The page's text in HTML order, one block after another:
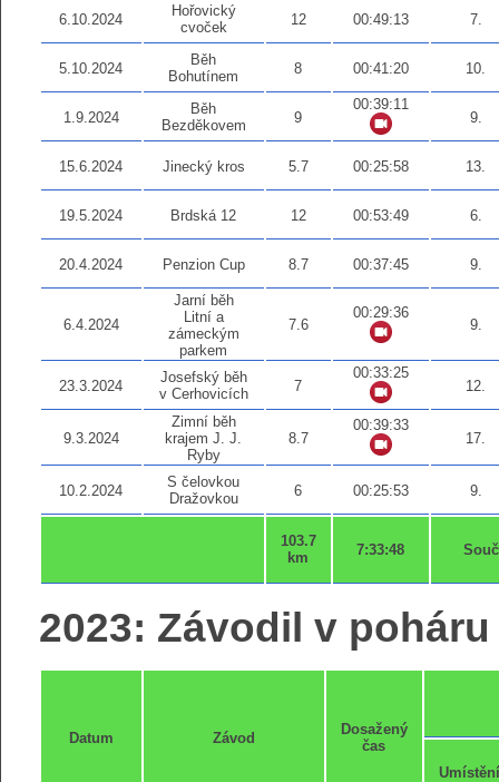
6.10.2024
Hořovický
cvoček
12 00:49:13 7.
5.10.2024
Běh
Bohutínem
8 00:41:20 10.
1.9.2024
Běh
Bezděkovem
9
00:39:11
9.
15.6.2024 Jinecký kros 5.7 00:25:58 13.
19.5.2024 Brdská 12 12 00:53:49 6.
20.4.2024 Penzion Cup 8.7 00:37:45 9.
6.4.2024
Jarní běh
Litní a
zámeckým
parkem
7.6
00:29:36
9.
23.3.2024
Josefský běh
v Cerhovicích
7
00:33:25
12.
9.3.2024
Zimní běh
krajem J. J.
Ryby
8.7
00:39:33
17.
10.2.2024
S čelovkou
Dražovkou
6 00:25:53 9.
103.7
km
7:33:48
2023: Závodil v
Datum Závod
Dosažený
čas
Umístění